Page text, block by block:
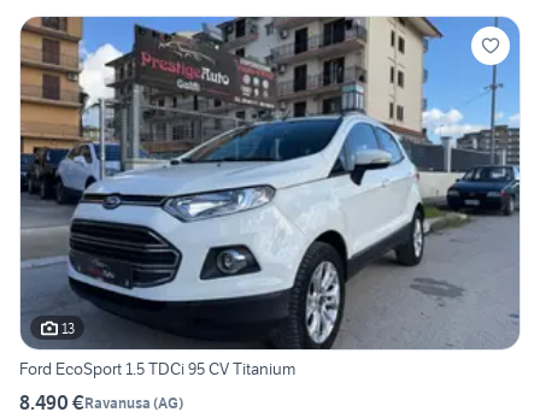
13
Ford EcoSport 1.5 TDCi 95 CV Titanium
8.490 €Ravanusa (AG)